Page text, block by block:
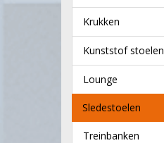
Krukken
Kunststof stoelen
Lounge
Sledestoelen
Treinbanken